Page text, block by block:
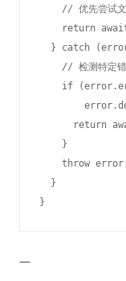
// 优先尝试
return
} catch
// 检测特定
if
return
    }
throw
  }
—